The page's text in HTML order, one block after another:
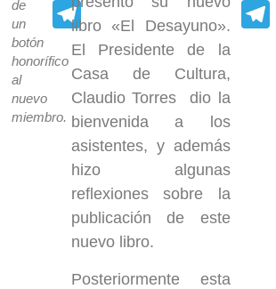
de
un
botón
honorífico
al
nuevo
miembro.
Telegram
libro «El Desayuno».
El Presidente de la
Casa de Cultura,
Claudio Torres dio la
bienvenida a los
asistentes, y además
hizo algunas
reflexiones sobre la
publicación de este
nuevo libro.
Posteriormente esta